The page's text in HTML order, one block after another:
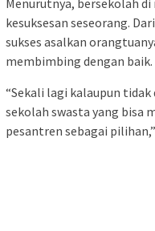
Menurutnya, bersekolah
kesuksesan seseorang.
sukses asalkan
membimbing dengan baik.
“Sekali lagi kalaupun
sekolah swasta yang bisa
pesantren sebagai